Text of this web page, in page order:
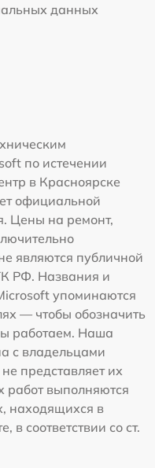
данных
по истечении
в Красноярске
официальной
Цены на ремонт,
являются публичной
РФ. Названия и
упоминаются
— чтобы обозначить
работаем. Наша
с владельцами
представляет их
работ выполняются
находящихся в
в соответствии со ст.